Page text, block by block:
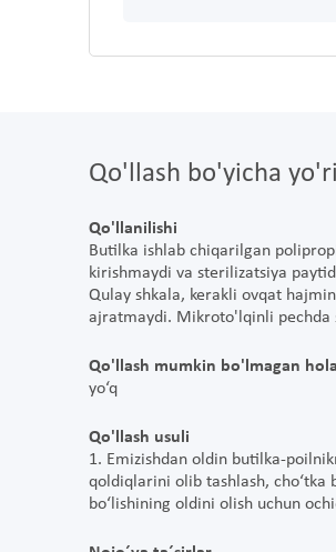
Qo'llash bo'yicha
Qo'llanilishi
Butilka ishlab chiqarilgan
kirishmaydi va sterilizatsiya
Qulay shkala, kerakli ovqat
ajratmaydi. Mikroto'lqinli pechda
Qo'llash mumkin bo'lmagan
yo‘q
Qo'llash usuli
1. Emizishdan oldin butilka-
qoldiqlarini olib tashlash, cho‘tka
bo‘lishining oldini olish uchun